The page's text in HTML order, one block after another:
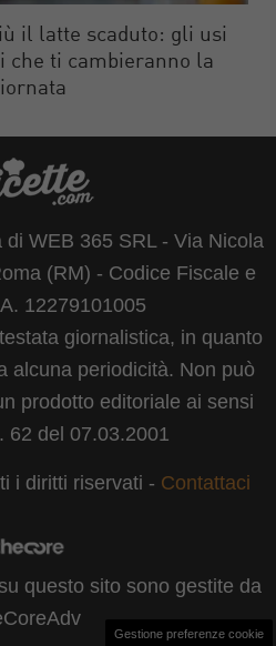
il latte scaduto: gli usi
che ti cambieranno la
WEB 365 SRL - Via Nicola
(RM) - Codice Fiscale e
12279101005
giornalistica, in quanto
alcuna periodicità. Non può
prodotto editoriale ai sensi
62 del 07.03.2001
i diritti riservati - Contattaci
questo sito sono gestite da
Gestione preferenze cookie